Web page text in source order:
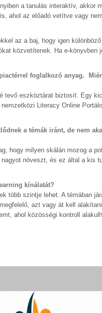
a tanulás interaktív, akkor
ahol az előadó vetítve vagy
az a baj, hogy igen
közvetítenek. Ha e-könyvben
foglalkozó anyag.
tevő eszköztárat biztosít. Egy
Literacy Online
a témák iránt, de nem
hogy milyen skálán mozog a
növeszt, és ez által a kis
kínálatát?
több szintje lehet. A témában
azt vagy át kell
ahol közösségi kontroll